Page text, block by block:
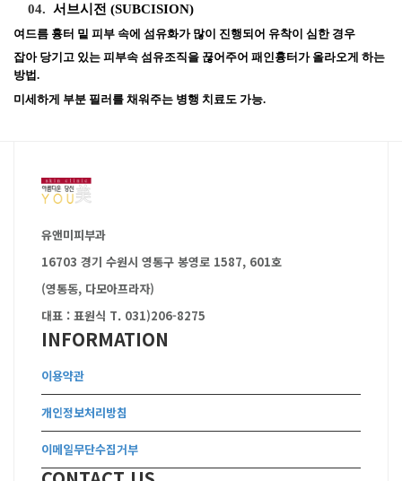
    04.
서브시전 (SUBCISION)
여드름 흉터 밑 피부 속에 섬유화가 많이 진행되어 유착이 심한 경우
잡아 당기고 있는 피부속 섬유조직을 끊어주어 패인흉터가 올라오게 하는
방법.
미세하게 부분 필러를 채워주는 병행 치료도 가능.
유앤미피부과
16703 경기 수원시 영통구 봉영로 1587, 601호
(영통동, 다모아프라자)
대표 : 표원식 T. 031)206-8275
INFORMATION
이용약관
개인정보처리방침
이메일무단수집거부